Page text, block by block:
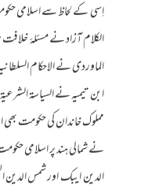
اِسی کے لحاظ سے اسلامی
الکلام آزاد نے مسئلۂ خلافت
الماوردی نے الاحکام
ابن تیمیہ نے السیاسۃ
مملوک خاندان کی حکومت
نے شمالی ہند پر اسلامی
الدین ایبک اور شمس